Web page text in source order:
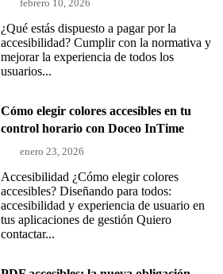
febrero 10, 2026
¿Qué estás dispuesto a pagar por la
accesibilidad? Cumplir con la normativa y
mejorar la experiencia de todos los
usuarios...
Cómo elegir colores accesibles en tu
control horario con Doceo InTime
enero 23, 2026
Accesibilidad ¿Cómo elegir colores
accesibles? Diseñando para todos:
accesibilidad y experiencia de usuario en
tus aplicaciones de gestión Quiero
contactar...